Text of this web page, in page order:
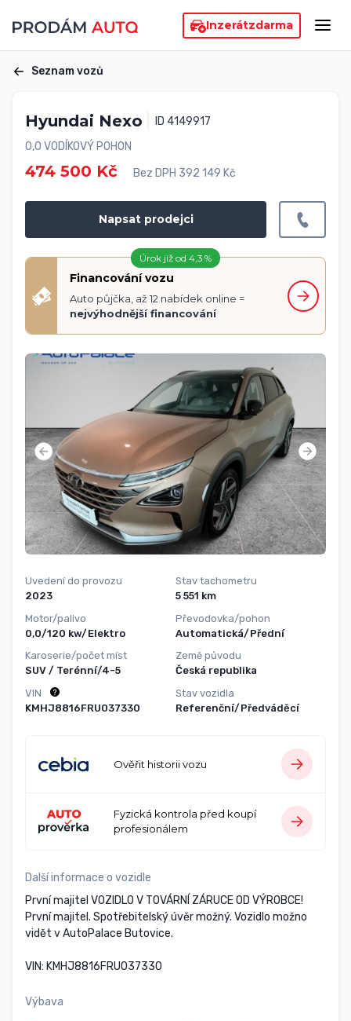
Inzerátzdarma
Seznam vozů
Hyundai Nexo
ID 4149917
0,0 VODÍKOVÝ POHON
474 500 Kč Bez DPH 392 149 Kč
Napsat prodejci
Úrok již od 4,3 %
Financování vozu
Auto půjčka, až 12 nabídek online =
nejvýhodnější financování
Uvedení do provozu
2023
Motor/palivo
0,0/120 kw/Elektro
Karoserie/počet míst
SUV / Terénní/4-5
Stav tachometru
5 551 km
Převodovka/pohon
Automatická/Přední
Země původu
Česká republika
VIN
KMHJ8816FRU037330
Stav vozidla
Referenční/Předváděcí
Ověřit historii vozu
Fyzická kontrola před koupí
profesionálem
Další informace o vozidle
První majitel VOZIDLO V TOVÁRNÍ ZÁRUCE OD VÝROBCE!
První majitel. Spotřebitelský úvěr možný. Vozidlo možno
vidět v AutoPalace Butovice.
VIN: KMHJ8816FRU037330
Výbava